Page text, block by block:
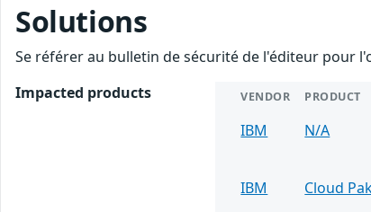
Solutions
Se référer au bulletin de sécurité de l'éditeur pour
Impacted products
VENDOR PRODUCT
IBM N/A
IBM
Cloud